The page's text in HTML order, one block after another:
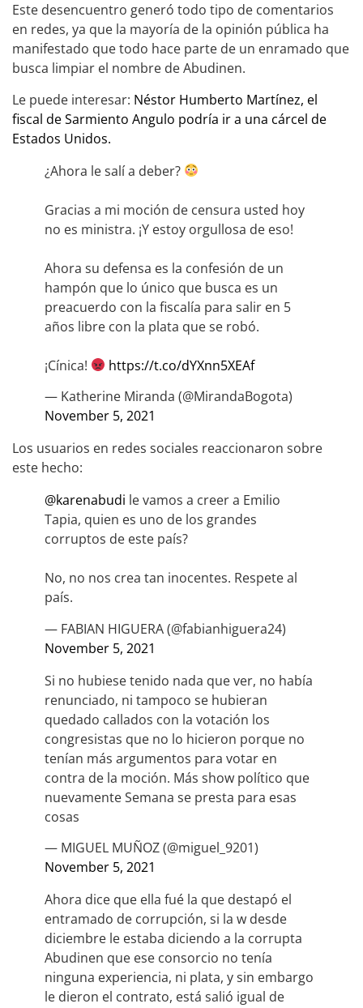
Este desencuentro generó todo tipo de comentarios
en redes, ya que la mayoría de la opinión pública ha
manifestado que todo hace parte de un enramado que
busca limpiar el nombre de Abudinen.
Le puede interesar: Néstor Humberto Martínez, el
fiscal de Sarmiento Angulo podría ir a una cárcel de
Estados Unidos.
¿Ahora le salí a deber?
Gracias a mi moción de censura usted hoy
no es ministra. ¡Y estoy orgullosa de eso!
Ahora su defensa es la confesión de un
hampón que lo único que busca es un
preacuerdo con la fiscalía para salir en 5
años libre con la plata que se robó.
¡Cínica!
https://t.co/dYXnn5XEAf
— Katherine Miranda (@MirandaBogota)
November 5, 2021
Los usuarios en redes sociales reaccionaron sobre
este hecho:
@karenabudi le vamos a creer a Emilio
Tapia, quien es uno de los grandes
corruptos de este país?
No, no nos crea tan inocentes. Respete al
país.
— FABIAN HIGUERA (@fabianhiguera24)
November 5, 2021
Si no hubiese tenido nada que ver, no había
renunciado, ni tampoco se hubieran
quedado callados con la votación los
congresistas que no lo hicieron porque no
tenían más argumentos para votar en
contra de la moción. Más show político que
nuevamente Semana se presta para esas
cosas
— MIGUEL MUÑOZ (@miguel_9201)
November 5, 2021
Ahora dice que ella fué la que destapó el
entramado de corrupción, si la w desde
diciembre le estaba diciendo a la corrupta
Abudinen que ese consorcio no tenía
ninguna experiencia, ni plata, y sin embargo
le dieron el contrato, está salió igual de